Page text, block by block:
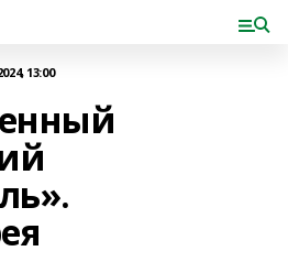
13:00